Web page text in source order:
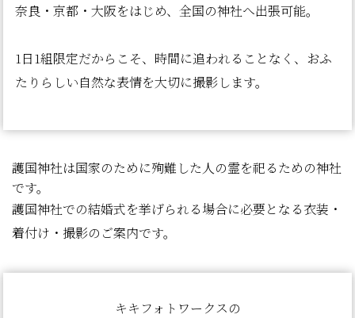
奈良・京都・大阪をはじめ、全国の神社へ出張可能。
1日1組限定だからこそ、時間に追われることなく、おふ
たりらしい自然な表情を大切に撮影します。
護国神社は国家のために殉難した人の霊を祀るための神社
です。
護国神社での結婚式を挙げられる場合に必要となる衣装・
着付け・撮影のご案内です。
キキフォトワークスの